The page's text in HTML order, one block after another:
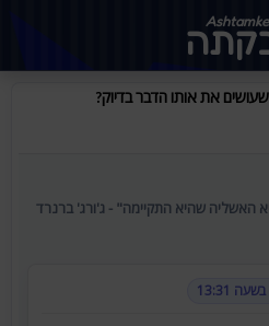
שעושים את אותו הדבר בדיוק?
האשליה שהיא התקיימה" - ג'ורג' ברנרד